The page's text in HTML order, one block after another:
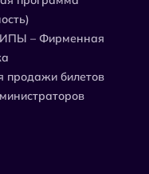
– Фирменная
продажи билетов